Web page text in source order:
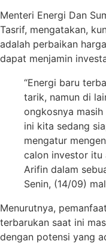
Menteri Energi Dan
Tasrif, mengatakan,
adalah perbaikan
dapat menjamin
“Energi baru
tarik, namun di
ongkosnya
ini kita sedang
mengatur
calon investor itu
Arifin dalam
Senin, (14/09)
Menurutnya,
terbarukan saat ini
dengan potensi yang